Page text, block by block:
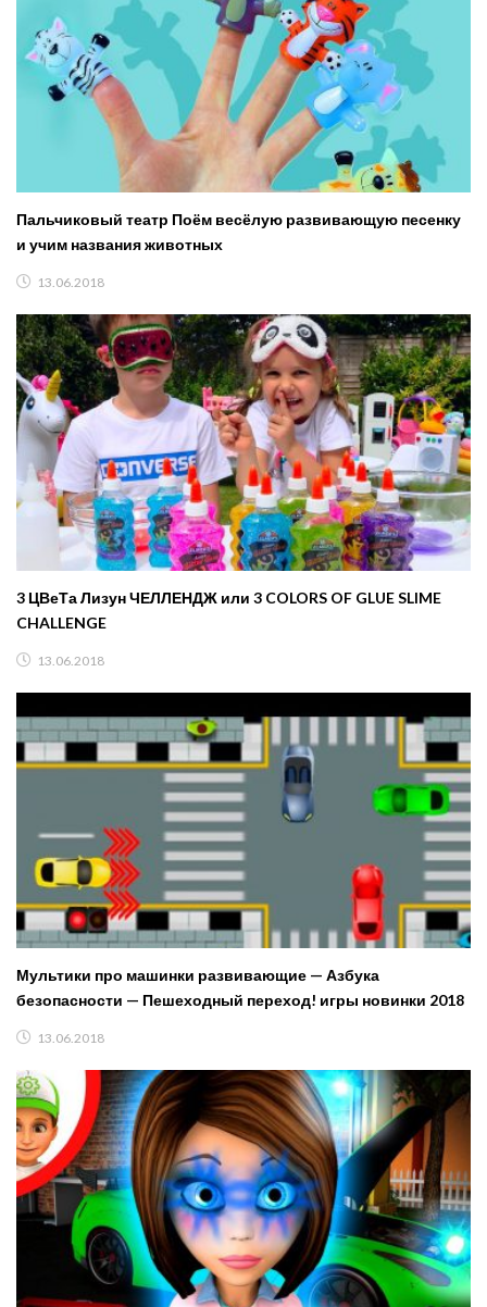
Пальчиковый театр Поём весёлую развивающую песенку
и учим названия животных
13.06.2018
3 ЦВеТа Лизун ЧЕЛЛЕНДЖ или 3 COLORS OF GLUE SLIME
CHALLENGE
13.06.2018
Мультики про машинки развивающие — Азбука
безопасности — Пешеходный переход! игры новинки 2018
13.06.2018